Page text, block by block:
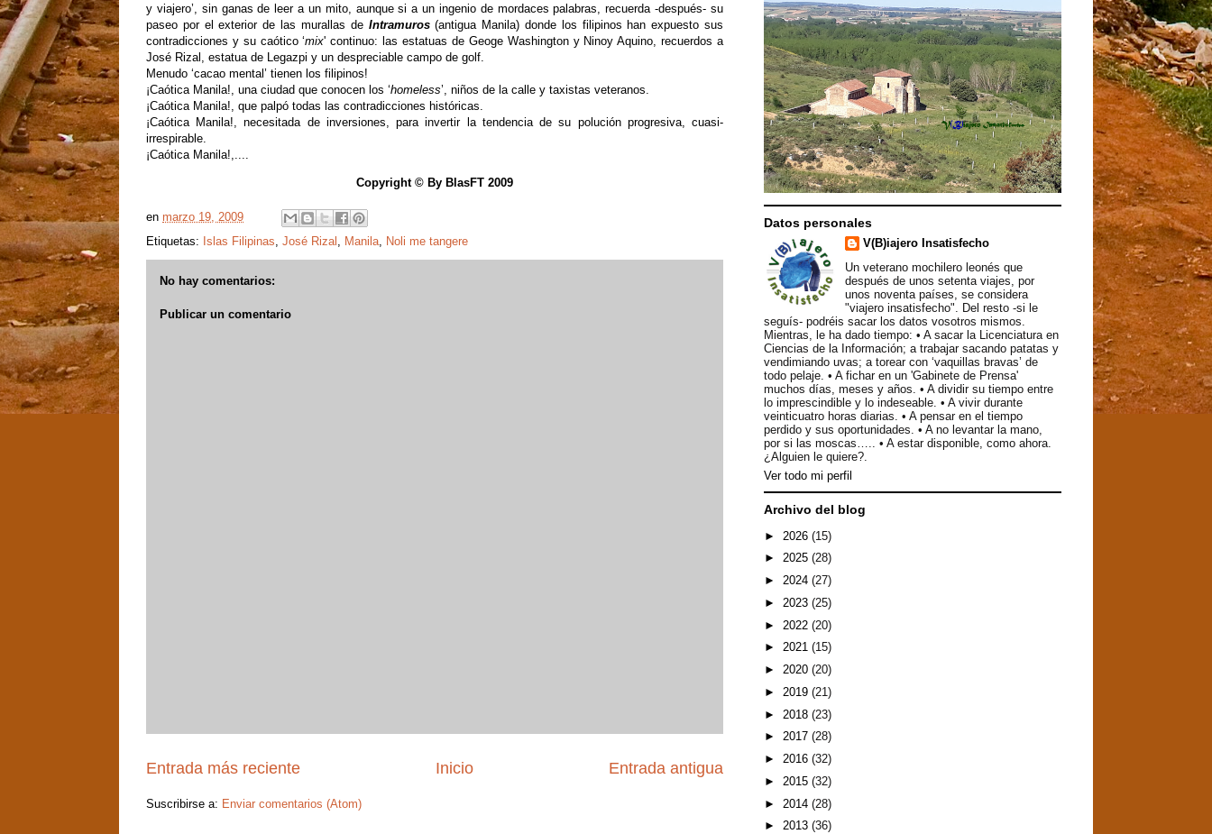
y viajero’, sin ganas de leer a un mito, aunque si a un ingenio de mordaces palabras, recuerda -después- su
paseo por el exterior de las murallas de Intramuros(antigua Manila) donde los filipinos han expuesto sus
contradicciones y su caótico ‘mix' continuo: las estatuas de Geoge Washington y Ninoy Aquino, recuerdos a
José Rizal, estatua de Legazpi y un despreciable campo de golf.
Menudo ‘cacao mental’ tienen los filipinos!
¡Caótica Manila!, una ciudad que conocen los ‘homeless’, niños de la calle y taxistas veteranos.
¡Caótica Manila!, que palpó todas las contradicciones históricas.
¡Caótica Manila!, necesitada de inversiones, para invertir la tendencia de su polución progresiva, cuasi-
irrespirable.
¡Caótica Manila!,....
Copyright © By BlasFT 2009
en marzo 19, 2009
Etiquetas: Islas Filipinas José Rizal Manila Noli me tangere
No hay comentarios:
Publicar un comentario
Entrada más reciente Entrada antigua
Inicio
Suscribirse a: Enviar comentarios (Atom)
Datos personales
V(B)iajero Insatisfecho
Un veterano mochilero leonés que
después de unos setenta viajes, por
unos noventa países, se considera
"viajero insatisfecho". Del resto -si le
seguís- podréis sacar los datos vosotros mismos.
Mientras, le ha dado tiempo: • A sacar la Licenciatura en
Ciencias de la Información; a trabajar sacando patatas y
vendimiando uvas; a torear con ‘vaquillas bravas’ de
todo pelaje. • A fichar en un 'Gabinete de Prensa'
muchos días, meses y años. • A dividir su tiempo entre
lo imprescindible y lo indeseable. • A vivir durante
veinticuatro horas diarias. • A pensar en el tiempo
perdido y sus oportunidades. • A no levantar la mano,
por si las moscas….. • A estar disponible, como ahora.
¿Alguien le quiere?.
Ver todo mi perfil
Archivo del blog
► 2026 (15)
► 2025 (28)
► 2024 (27)
► 2023 (25)
► 2022 (20)
► 2021 (15)
► 2020 (20)
► 2019 (21)
► 2018 (23)
► 2017 (28)
► 2016 (32)
► 2015 (32)
► 2014 (28)
► 2013 (36)